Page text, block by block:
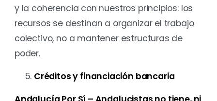
y la coherencia con nuestros principios: los
recursos se destinan a organizar el trabajo
colectivo, no a mantener estructuras de
poder.
Créditos y financiación bancaria